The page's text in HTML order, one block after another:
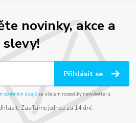
novinky, akce a
slevy!
Přihlásit se
osobních údajůza účelem rozesílky newsletteru.
Zasíláme jednou za 14 dní.